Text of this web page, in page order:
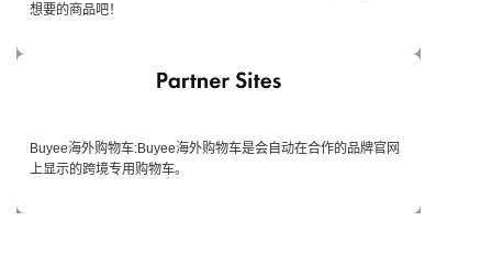
想要的商品吧！
Buyee海外购物车:Buyee海外购物车是会自动在合作的品牌官网
上显示的跨境专用购物车。